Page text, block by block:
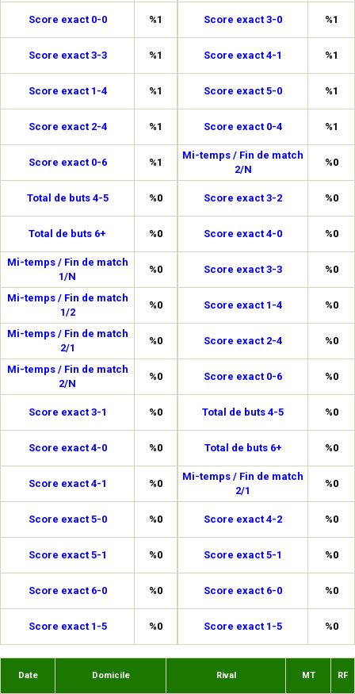
Score exact 0-0 %1
Score exact 3-3 %1
Score exact 1-4 %1
Score exact 2-4 %1
Score exact 0-6 %1
Total de buts 4-5 %0
Total de buts 6+ %0
Mi-temps / Fin de match
1/N
%0
Mi-temps / Fin de match
1/2
%0
Mi-temps / Fin de match
2/1
%0
Mi-temps / Fin de match
2/N
%0
Score exact 3-1 %0
Score exact 4-0 %0
Score exact 4-1 %0
Score exact 5-0 %0
Score exact 5-1 %0
Score exact 6-0 %0
Score exact 1-5 %0
Score exact 3-0 %1
Score exact 4-1 %1
Score exact 5-0 %1
Score exact 0-4 %1
Mi-temps / Fin de match
2/N
%0
Score exact 3-2 %0
Score exact 4-0 %0
Score exact 3-3 %0
Score exact 1-4 %0
Score exact 2-4 %0
Score exact 0-6 %0
Total de buts 4-5 %0
Total de buts 6+ %0
Mi-temps / Fin de match
2/1
%0
Score exact 4-2 %0
Score exact 5-1 %0
Score exact 6-0 %0
Score exact 1-5 %0
Date Domicile Rival MT RF